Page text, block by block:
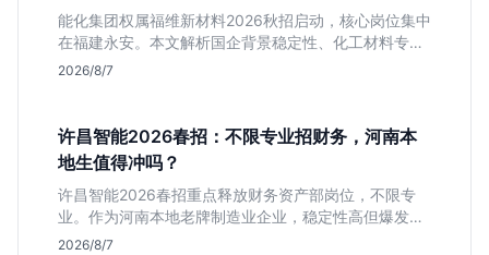
能化集团权属福维新材料2026秋招启动，核心岗位集中
在福建永安。本文解析国企背景稳定性、化工材料专业
匹配度及工作地点限制，助理工科生判断是否值得投
2026/8/7
许昌智能2026春招：不限专业招财务，河南本
地生值得冲吗？
许昌智能2026春招重点释放财务资产部岗位，不限专
业。作为河南本地老牌制造业企业，稳定性高但爆发涨
薪机会少。适合想在本地积累工业场景经验的应届生。
2026/8/7